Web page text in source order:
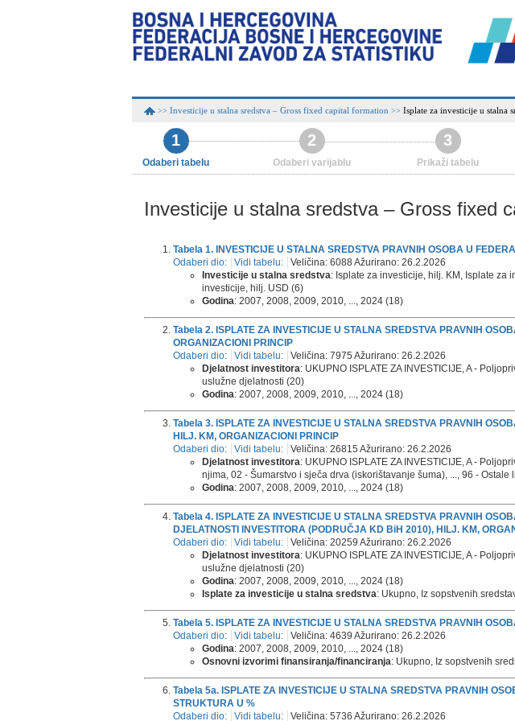
>> Investicije u stalna sredstva – Gross fixed capital formation >> Isplate za investicije u stalna
1
Odaberi tabelu
2
Odaberi varijablu
3
Prikaži tabelu
Investicije u stalna sredstva – Gross fixed
Tabela 1. INVESTICIJE U STALNA SREDSTVA PRAVNIH OSOBA U
Odaberi dio:
Vidi tabelu:
Veličina: 6088 Ažurirano: 26.2.2026
Investicije u stalna sredstva: Isplate za investicije, hilj. KM, Isplate za
investicije, hilj. USD (6)
Godina: 2007, 2008, 2009, 2010, ..., 2024 (18)
Tabela 2. ISPLATE ZA INVESTICIJE U STALNA SREDSTVA PRAVNIH
ORGANIZACIONI PRINCIP
Odaberi dio:
Vidi tabelu:
Veličina: 7975 Ažurirano: 26.2.2026
Djelatnost investitora: UKUPNO ISPLATE ZA INVESTICIJE, A -
uslužne djelatnosti (20)
Godina: 2007, 2008, 2009, 2010, ..., 2024 (18)
Tabela 3. ISPLATE ZA INVESTICIJE U STALNA SREDSTVA PRAVNIH
HILJ. KM, ORGANIZACIONI PRINCIP
Odaberi dio:
Vidi tabelu:
Veličina: 26815 Ažurirano: 26.2.2026
Djelatnost investitora: UKUPNO ISPLATE ZA INVESTICIJE, A -
njima, 02 - Šumarstvo i sječa drva (iskorištavanje šuma), ..., 96 -
Godina: 2007, 2008, 2009, 2010, ..., 2024 (18)
Tabela 4. ISPLATE ZA INVESTICIJE U STALNA SREDSTVA PRAVNIH
DJELATNOSTI INVESTITORA (PODRUČJA KD BiH 2010), HILJ. KM,
Odaberi dio:
Vidi tabelu:
Veličina: 20259 Ažurirano: 26.2.2026
Djelatnost investitora: UKUPNO ISPLATE ZA INVESTICIJE, A -
uslužne djelatnosti (20)
Godina: 2007, 2008, 2009, 2010, ..., 2024 (18)
Isplate za investicije u stalna sredstva: Ukupno, Iz sopstvenih
Tabela 5. ISPLATE ZA INVESTICIJE U STALNA SREDSTVA PRAVNIH
Odaberi dio:
Vidi tabelu:
Veličina: 4639 Ažurirano: 26.2.2026
Godina: 2007, 2008, 2009, 2010, ..., 2024 (18)
Osnovni izvorimi finansiranja/financiranja: Ukupno, Iz sopstvenih
Tabela 5a. ISPLATE ZA INVESTICIJE U STALNA SREDSTVA PRAVNIH
STRUKTURA U %
Odaberi dio:
Vidi tabelu: Veličina: 5736 Ažurirano: 26.2.2026